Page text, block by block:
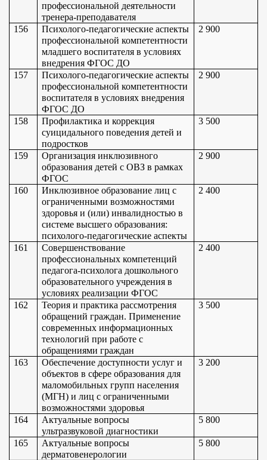
профессиональной деятельности
тренера-преподавателя
156
Психолого-педагогические аспекты
профессиональной компетентности
младшего воспитателя в условиях
внедрения ФГОС ДО
2 900
157
Психолого-педагогические аспекты
профессиональной компетентности
воспитателя в условиях внедрения
ФГОС ДО
2 900
158
Профилактика и коррекция
суицидального поведения детей и
подростков
3 500
159
Организация инклюзивного
образования детей с ОВЗ в рамках
ФГОС
2 900
160
Инклюзивное образование лиц с
ограниченными возможностями
здоровья и (или) инвалидностью в
системе высшего образования:
психолого-педагогические аспекты
2 400
161
Совершенствование
профессиональных компетенций
педагога-психолога дошкольного
образовательного учреждения в
условиях реализации ФГОС
2 400
162
Теория и практика рассмотрения
обращений граждан. Применение
современных информационных
технологий при работе с
обращениями граждан
3 500
163
Обеспечение доступности услуг и
объектов в сфере образования для
маломобильных групп населения
(МГН) и лиц с ограниченными
возможностями здоровья
3 200
164
Актуальные вопросы
ультразвуковой диагностики
5 800
165
Актуальные вопросы
дерматовенерологии
5 800